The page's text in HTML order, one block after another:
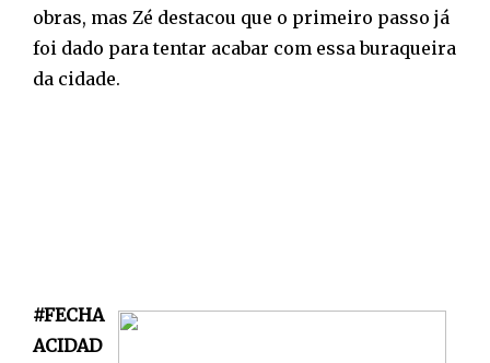
obras, mas Zé destacou que o primeiro passo já
foi dado para tentar acabar com essa buraqueira
da cidade.
#FECHA
ACIDAD